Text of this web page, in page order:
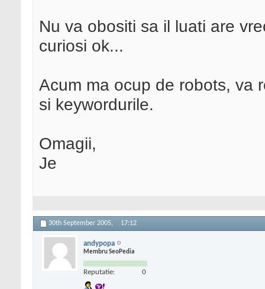
Nu va obositi sa il luati are
curiosi ok...
Acum ma ocup de robots, va
si keywordurile.
Omagii,
Je
30th September 2005, 17:12
andypopa
Membru SeoPedia
Reputatie: 0